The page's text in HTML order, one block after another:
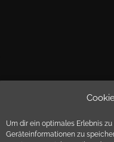
Um dir ein optimales Erlebnis
Geräteinformationen zu